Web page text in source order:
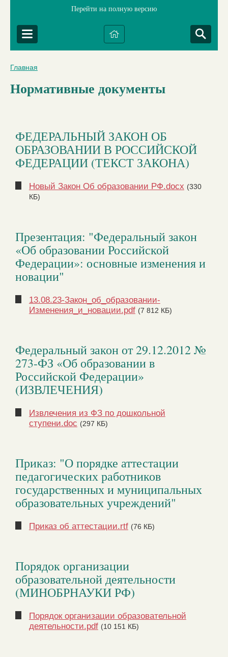
Перейти на полную версию
Главная
Нормативные документы
ФЕДЕРАЛЬНЫЙ ЗАКОН ОБ
ОБРАЗОВАНИИ В РОССИЙСКОЙ
ФЕДЕРАЦИИ (ТЕКСТ ЗАКОНА)
Новый Закон Об образовании РФ.docx (330
КБ)
Презентация: "Федеральный закон
«Об образовании Российской
Федерации»: основные изменения и
новации"
13.08.23-Закон_об_образовании-
Изменения_и_новации.pdf (7 812 КБ)
Федеральный закон от 29.12.2012 №
273-ФЗ «Об образовании в
Российской Федерации»
(ИЗВЛЕЧЕНИЯ)
Извлечения из ФЗ по дошкольной
ступени.doc (297 КБ)
Приказ: "О порядке аттестации
педагогических работников
государственных и муниципальных
образовательных учреждений"
Приказ об аттестации.rtf (76 КБ)
Порядок организации
образовательной деятельности
(МИНОБРНАУКИ РФ)
Порядок организации образовательной
деятельности.pdf (10 151 КБ)